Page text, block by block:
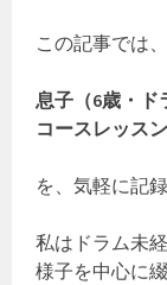
この記事では、
息子（6歳・ド
コースレッス
を、気軽に記
私はドラム未
様子を中心に